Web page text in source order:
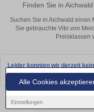
Alle Cookies
Einstellungen
Finden Sie in
Suchen Sie in Aichwald einen
Sie gebrauchte Vito von
Preisklassen
Leider konnten wir derzeit
bald wieder vorbei!